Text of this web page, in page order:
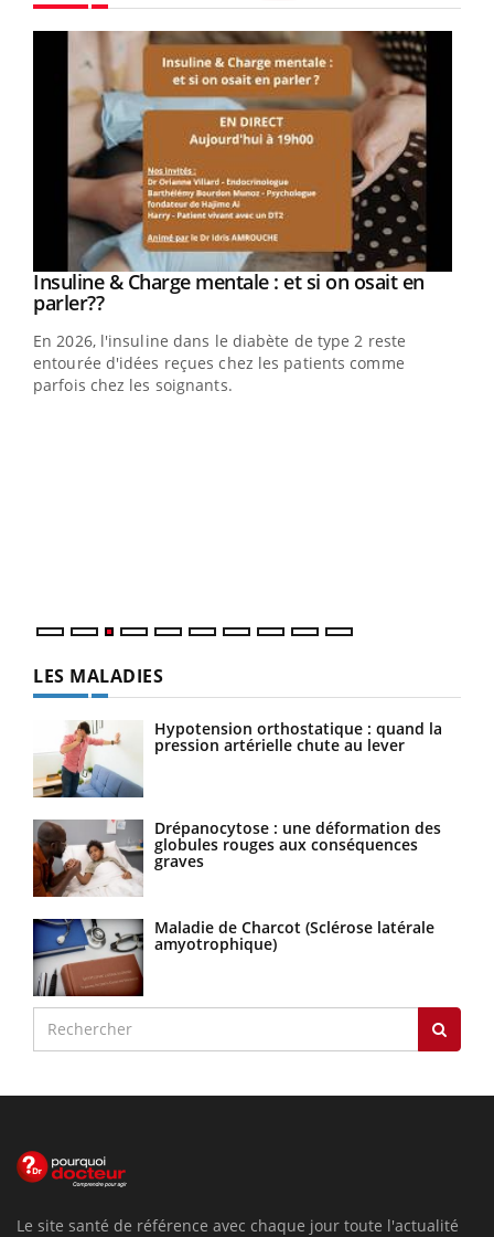
Youtube
Insuline & Charge mentale : et si on osait en
parler??Youtube
En 2026, l'insuline dans le diabète de type 2 reste
entourée d'idées reçues chez les patients comme
parfois chez les soignants.
LES MALADIES
Hypotension orthostatique : quand la
pression artérielle chute au lever
Drépanocytose : une déformation des
globules rouges aux conséquences
graves
Maladie de Charcot (Sclérose latérale
amyotrophique)
Le site santé de référence avec chaque jour toute l'actualité